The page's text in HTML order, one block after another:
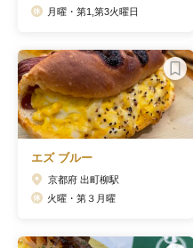
月曜・第1,第3火曜日
エズ ブルー
京都府 出町柳駅
火曜・第３月曜